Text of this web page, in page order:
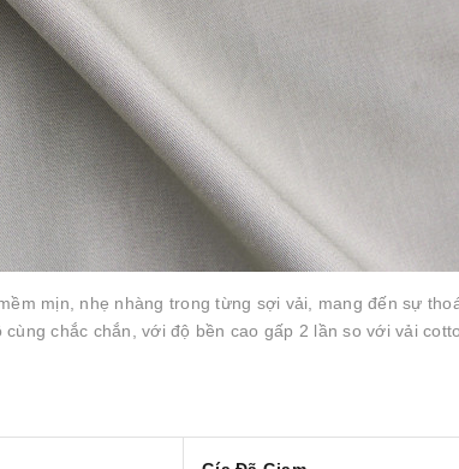
mịn, nhẹ nhàng trong từng sợi vải, mang đến sự
chắc chắn, với độ bền cao gấp 2 lần so với vải